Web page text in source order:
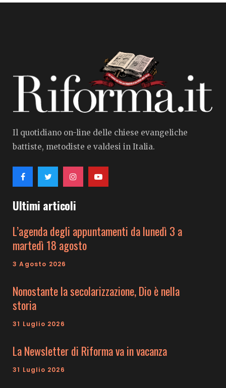
Il quotidiano on-line delle chiese evangeliche
battiste, metodiste e valdesi in Italia.
Ultimi articoli
L’agenda degli appuntamenti da lunedì 3 a
martedì 18 agosto
3 Agosto 2026
Nonostante la secolarizzazione, Dio è nella
storia
31 Luglio 2026
La Newsletter di Riforma va in vacanza
31 Luglio 2026